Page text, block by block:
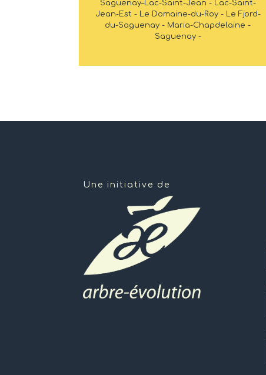
Saguenay–Lac-Saint-Jean - Lac-Saint-
Jean-Est - Le Domaine-du-Roy - Le Fjord-
du-Saguenay - Maria-Chapdelaine -
Saguenay -
Une initiative de